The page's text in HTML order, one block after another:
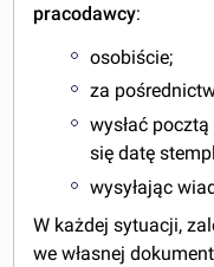
pracodawcy:
osobiście;
za
wysłać
się datę
wysyłając
W każdej sytuacji,
we własnej